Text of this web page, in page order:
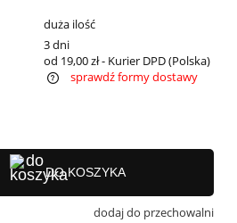
duża ilość
3 dni
od 19,00 zł- Kurier DPD(Polska)
sprawdź formy dostawy
DO KOSZYKA
dodaj do przechowalni